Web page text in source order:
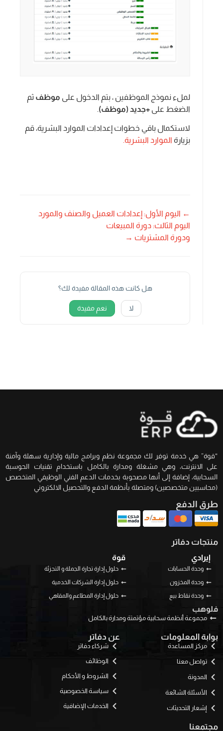
لملء نموذج الموظفين ، بتم الدخول على موظف ثم
الضغط على +جديد (موظف).
لاستكمال باقي خطوات إعدادات الموارد البشرية، قم
بزيارة الموارد البشرية.
← اليوم الأول: إعدادات العميل والصنف والمورد
اليوم الثالث: دورة المبيعات
ودورة المشتريات →
هل كانت هذه المقالة مفيدة لك؟
لا نعم مفيدة
“قوة” هي خدمة توفر لك مجموعة نظم وبرامج مالية وإدارية سهلة وآمنة
على الانترنت، وهي مشغلة ومدارة بالكامل باستخدام تقنيات الحوسبة
السحابية، إضافة إلى أنها مصحوبة بخدمات الدعم الفني الوظيفي المتخصص
(محاسبين متخصصين) ومتصلة بأنظمة الدفع والتحصيل الالكتروني
طرق الدفع
منتجات دفاتر
إيرادي
وحدة الحسابات
وحدة المخزون
وحدة نقاط بيع
قوة
حلول إدارة تجارة الجملة و التجزئة
حلول إدارة الشركات الخدمية
حلول إدارة المطاعم والمقاهي
فلوهب
مجموعة أنظمة سحابية مؤتمتة ومدارة بالكامل
بوابة المعلومات
مركز المساعدة
تواصل معنا
المدونة
الأسئلة الشائعة
إشعار التحديثات
عن دفاتر
شركاء دفاتر
الوظائف
الشروط و الأحكام
سياسة الخصوصية
الخدمات الإضافية
مجتمعنا